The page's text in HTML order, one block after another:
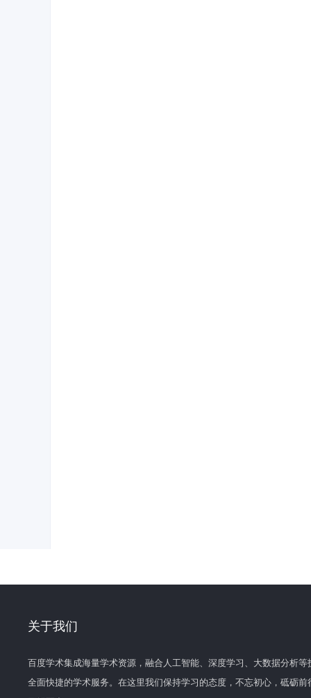
关于我们
百度学术集成海量学术资源，融合人工智能、深度学习、大数据分析
全面快捷的学术服务。在这里我们保持学习的态度，不忘初心，砥砺前